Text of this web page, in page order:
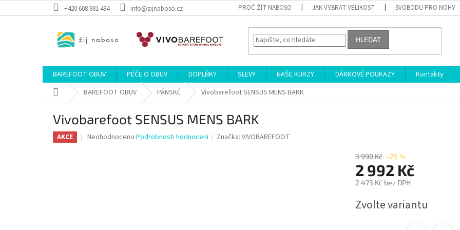
na
+420 608 881 484 info@zijnaboso.cz PROČ ŽÍT NABOSO JAK VYBRAT VELIKOST SVOBODU PRO NOHY
HLEDAT
BAREFOOT OBUV PÉČE O OBUV DOPLŇKY SLEVY NAŠE KURZY DÁRKOVÉ POUKAZY
Kontakty
Domů BAREFOOT OBUV PÁNSKÉ Vivobarefoot SENSUS MENS BARK
Vivobarefoot SENSUS MENS BARK
AKCE
Průměrné
Neohodnoceno Podrobnosti hodnocení Značka:VIVOBAREFOOT
3 990 Kč –25 %
2 992 Kč
2 473 Kč bez DPH
cena:
Zvolte variantu